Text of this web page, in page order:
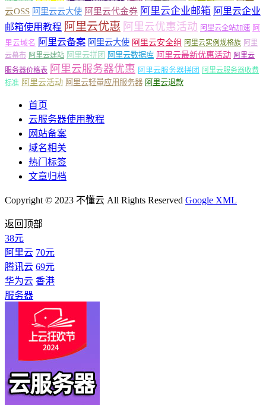
云OSS 阿里云云大使 阿里云代金券 阿里云企业邮箱 阿里云企业
邮箱使用教程 阿里云优惠 阿里云优惠活动 阿里云全站加速 阿
里云域名 阿里云备案 阿里云大使 阿里云安全组 阿里云实例规格族 阿里
云幕布 阿里云建站 阿里云拼团 阿里云数据库 阿里云最新优惠活动 阿里云
服务器价格表 阿里云服务器优惠 阿里云服务器拼团 阿里云服务器收费
标准 阿里云活动 阿里云轻量应用服务器 阿里云退款
首页
云服务器使用教程
网站备案
域名相关
热门标签
文章归档
Copyright © 2023 不懂云 All Rights Reserved Google XML
返回顶部
38元
阿里云 70元
腾讯云 69元
华为云 香港
服务器